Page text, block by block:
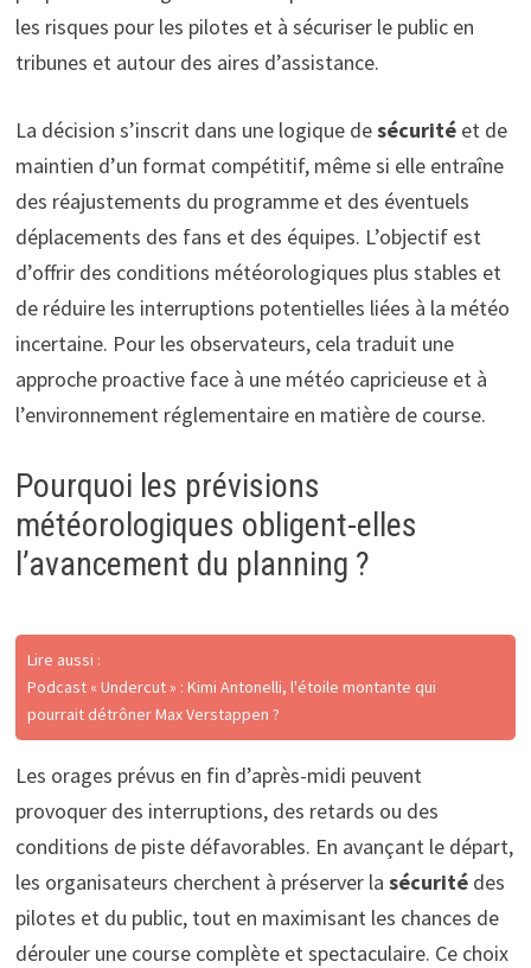
les risques pour les pilotes et à sécuriser le public en
tribunes et autour des aires d’assistance.
La décision s’inscrit dans une logique desécuritéet de
maintien d’un format compétitif, même si elle entraîne
des réajustements du programme et des éventuels
déplacements des fans et des équipes. L’objectif est
d’offrir des conditions météorologiques plus stables et
de réduire les interruptions potentielles liées à la météo
incertaine. Pour les observateurs, cela traduit une
approche proactive face à une météo capricieuse et à
l’environnement réglementaire en matière de course.
Pourquoi les prévisions
météorologiques obligent-elles
l’avancement du planning ?
Lire aussi :
Podcast « Undercut » : Kimi Antonelli, l'étoile montante qui
pourrait détrôner Max Verstappen ?
Les orages prévus en fin d’après-midi peuvent
provoquer des interruptions, des retards ou des
conditions de piste défavorables. En avançant le départ,
les organisateurs cherchent à préserver la sécuritédes
pilotes et du public, tout en maximisant les chances de
dérouler une course complète et spectaculaire. Ce choix